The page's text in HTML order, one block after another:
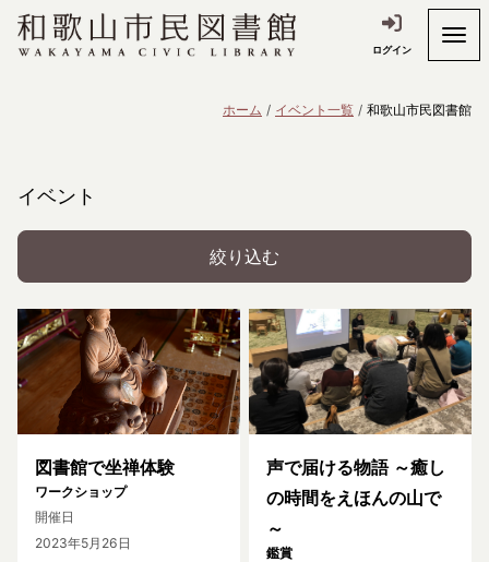
ログイン
ホーム イベント一覧 和歌山市民図書館
イベント
絞り込む
図書館で坐禅体験
ワークショップ
開催日
2023年5月26日
声で届ける物語 ～癒し
の時間をえほんの山で
～
鑑賞